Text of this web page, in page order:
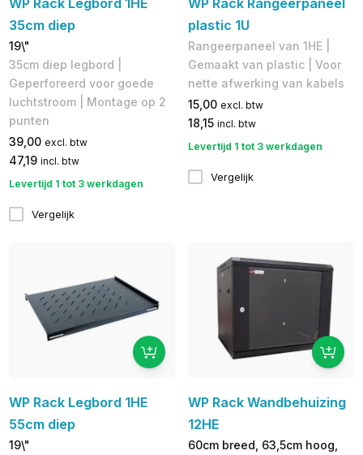
35cm diep
19\"
35cm diep legbord​ |
Geperforeerd voor goede
luchtstroom | Montage op 2
punten
39,00 excl. btw
47,19 incl. btw
Levertijd 1 tot 3 werkdagen
Vergelijk
plastic 1U
Rangeerpaneel van 1HE |
Gemaakt van plastic | Voor
nette afwerking van kabels
15,00 excl. btw
18,15 incl. btw
Levertijd 1 tot 3 werkdagen
Vergelijk
WP Rack Legbord 1HE
55cm diep
19\"
WP Rack Wandbehuizing
12HE
60cm breed, 63,5cm hoog,